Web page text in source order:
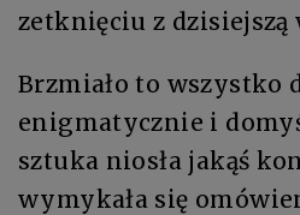
zetknięciu z dzisiejszą
Brzmiało to wszystko
enigmatycznie i
sztuka niosła jakąś
wymykała się